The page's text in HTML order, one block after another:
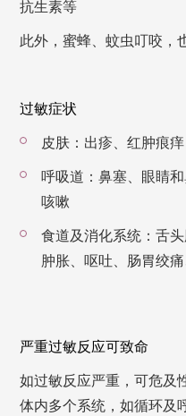
抗生素等
此外，蜜蜂、蚊虫叮咬，
过敏症状
皮肤：出疹、红肿痕痒
呼吸道：鼻塞、眼睛
咳嗽
食道及消化系统：舌
肿胀、呕吐、肠胃绞
严重过敏反应可致命
如过敏反应严重，可危及
体内多个系统，如循环及